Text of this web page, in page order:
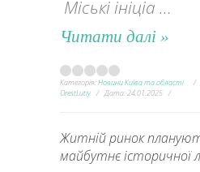
Міські ініціа ...
Читати далі »
Категорія:Новини Київа та області
OrestLutiy
Дата:24.01.2025
Житній ринок
майбутнє історичної